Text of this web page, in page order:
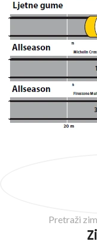
Pretraži